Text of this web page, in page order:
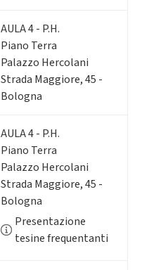
AULA 4 - P.H.
Piano Terra
Palazzo Hercolani
Strada Maggiore, 45 -
Bologna
AULA 4 - P.H.
Piano Terra
Palazzo Hercolani
Strada Maggiore, 45 -
Bologna
Presentazione
tesine frequentanti